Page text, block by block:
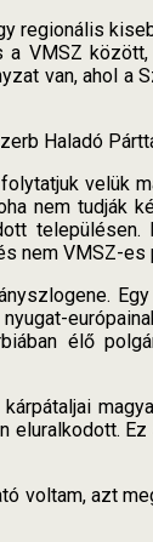
regionális
VMSZ
van, ahol
Haladó
velük
nem tudják
nem VMSZ-
élő
voltam, azt